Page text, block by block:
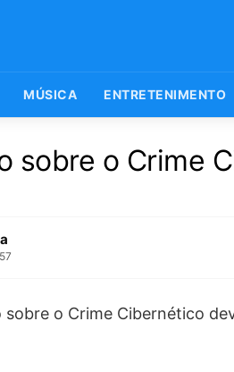
MÚSICA ENTRETENIMENTO
sobre o Crime